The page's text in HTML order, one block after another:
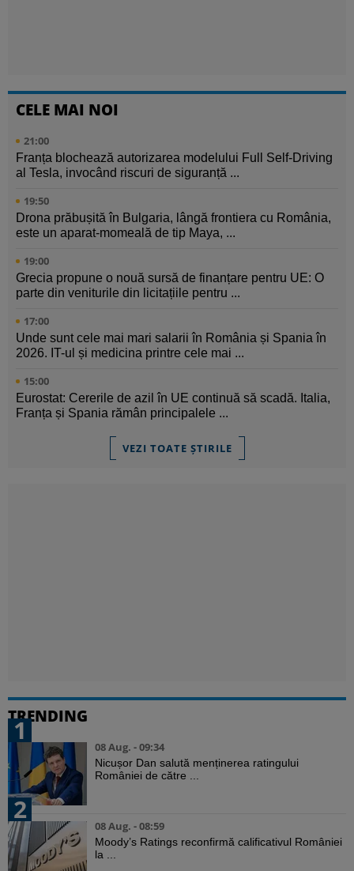
CELE MAI NOI
21:00
Franța blochează autorizarea modelului Full Self-Driving
al Tesla, invocând riscuri de siguranță ...
19:50
Drona prăbușită în Bulgaria, lângă frontiera cu România,
este un aparat-momeală de tip Maya, ...
19:00
Grecia propune o nouă sursă de finanțare pentru UE: O
parte din veniturile din licitațiile pentru ...
17:00
Unde sunt cele mai mari salarii în România și Spania în
2026. IT-ul și medicina printre cele mai ...
15:00
Eurostat: Cererile de azil în UE continuă să scadă. Italia,
Franța și Spania rămân principalele ...
VEZI TOATE ȘTIRILE
TRENDING
1
08 Aug. - 09:34
Nicușor Dan salută menținerea ratingului
României de către ...
2
08 Aug. - 08:59
Moody’s Ratings reconfirmă calificativul României
la ...